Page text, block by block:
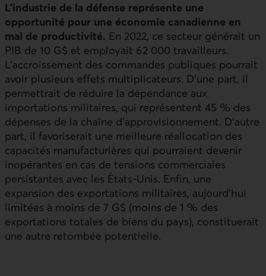
L’industrie de la défense représente une
opportunité pour une économie canadienne en
mal de productivité. En 2022, ce secteur générait un
PIB de 10 G$ et employait 62 000 travailleurs.
L’accroissement des commandes publiques pourrait
avoir plusieurs effets multiplicateurs. D’une part, il
permettrait de réduire la dépendance aux
importations militaires, qui représentent 45 % des
dépenses de la chaîne d’approvisionnement. D’autre
part, il favoriserait une meilleure réallocation des
capacités manufacturières qui pourraient devenir
inopérantes en cas de tensions commerciales
persistantes avec les États‑Unis. Enfin, une
expansion des exportations militaires, aujourd’hui
limitées à moins de 7 G$ (moins de 1 % des
exportations totales de biens du pays), constituerait
une autre retombée potentielle.